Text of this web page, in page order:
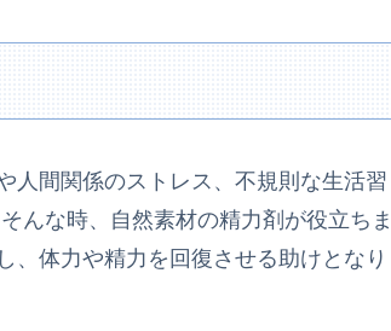
人間関係のストレス、不規則な生活習
んな時、自然素材の精力剤が役立ちま
、体力や精力を回復させる助けとなり